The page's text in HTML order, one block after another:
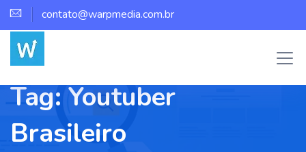
contato@warpmedia.com.br
Tag:Youtuber
Brasileiro